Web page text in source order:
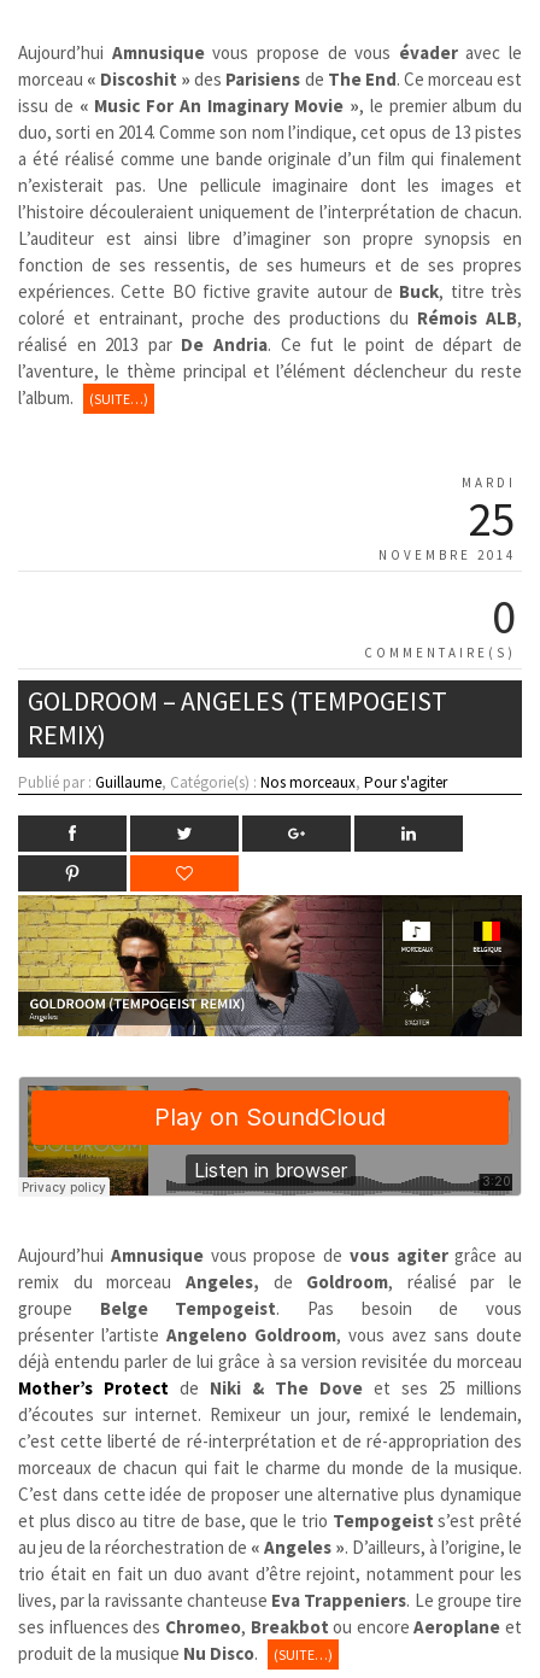
Aujourd’hui Amnusiquevous propose de vous évaderavec le
morceau « Discoshit » des Parisiens de The End. Ce morceau est
issu de « Music For An Imaginary Movie », le premier album du
duo, sorti en 2014. Comme son nom l’indique, cet opus de 13 pistes
a été réalisé comme une bande originale d’un film qui finalement
n’existerait pas. Une pellicule imaginaire dont les images et
l’histoire découleraient uniquement de l’interprétation de chacun.
L’auditeur est ainsi libre d’imaginer son propre synopsis en
fonction de ses ressentis, de ses humeurs et de ses propres
expériences. Cette BO fictive gravite autour de Buck, titre très
coloré et entrainant, proche des productions du Rémois ALB,
réalisé en 2013 par De Andria. Ce fut le point de départ de
l’aventure, le thème principal et l’élément déclencheur du reste
l’album.
(SUITE…)
MARDI
25
NOVEMBRE 2014
0
COMMENTAIRE(S)
GOLDROOM – ANGELES (TEMPOGEIST
REMIX)
Publié par : Guillaume, Catégorie(s) : Nos morceaux, Pour s'agiter
Aujourd’hui Amnusiquevous propose de vous agitergrâce au
remix du morceau Angeles, de Goldroom, réalisé par le
groupe Belge Tempogeist. Pas besoin de vous
présenter l’artiste Angeleno Goldroom, vous avez sans doute
déjà entendu parler de lui grâce à sa version revisitée du morceau
Mother’s Protect de Niki & The Dove et ses 25 millions
d’écoutes sur internet. Remixeur un jour, remixé le lendemain,
c’est cette liberté de ré-interprétation et de ré-appropriation des
morceaux de chacun qui fait le charme du monde de la musique.
C’est dans cette idée de proposer une alternative plus dynamique
et plus disco au titre de base, que le trio Tempogeist s’est prêté
au jeu de la réorchestration de « Angeles ». D’ailleurs, à l’origine, le
trio était en fait un duo avant d’être rejoint, notamment pour les
lives, par la ravissante chanteuse Eva Trappeniers. Le groupe tire
ses influences des Chromeo, Breakbot ou encoreAeroplane et
produit de la musique Nu Disco. (SUITE…)